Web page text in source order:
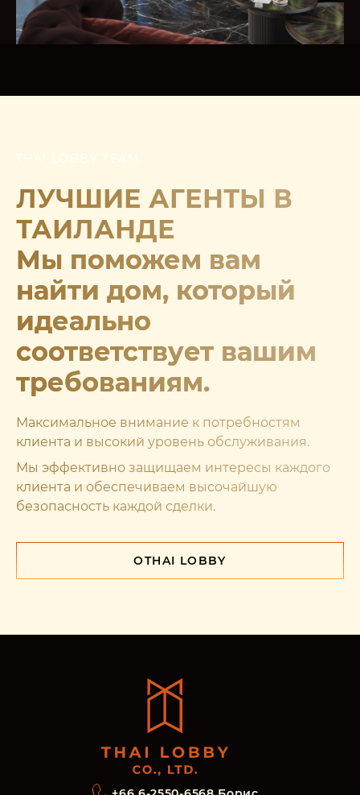
THAI LOBBY TEAM
ЛУЧШИЕ АГЕНТЫ В
ТАИЛАНДЕ
Мы поможем вам
найти дом, который
идеально
соответствует вашим
требованиям.
Максимальное внимание к потребностям
клиента и высокий уровень обслуживания.
Мы эффективно защищаем интересы каждого
клиента и обеспечиваем высочайшую
безопасность каждой сделки.
ОTHAI LOBBY